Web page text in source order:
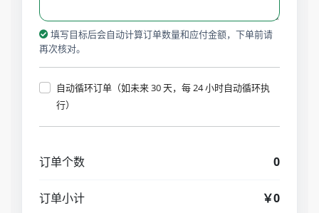
填写目标后会自动计算订单数量和应付金额，下单前请
再次核对。
自动循环订单（如未来 30 天，每 24 小时自动循环执
行）
订单个数 0
订单小计 ￥0